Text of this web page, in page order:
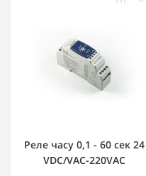
Реле часу 0,1 - 60 сек 24
VDC/VAC-220VAC